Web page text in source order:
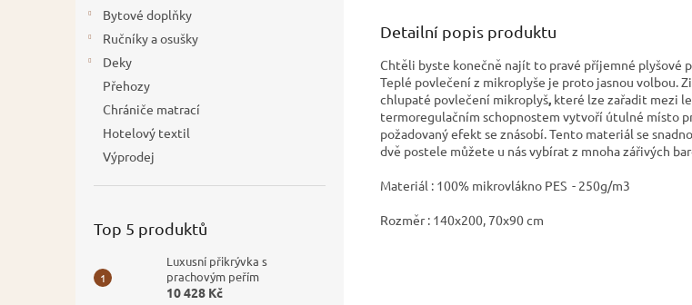
Bytové doplňky
Ručníky a osušky
Deky
Přehozy
Chrániče matrací
Hotelový textil
Výprodej
Top 5 produktů
Luxusní přikrývka s
prachovým peřím
10 428 Kč
Detailní popis produktu
Chtěli byste konečně najít to pravé příjemné plyšové
Teplé povlečení z mikroplyše je proto jasnou volbou.
chlupaté povlečení mikroplyš které lze zařadit mezi
termoregulačním schopnostem vytvoří útulné místo
požadovaný efekt se znásobí. Tento materiál se
dvě postele můžete u nás vybírat z mnoha zářivých
Materiál : 100% mikrovlákno PES - 250g/m3
Rozměr : 140x200, 70x90 cm